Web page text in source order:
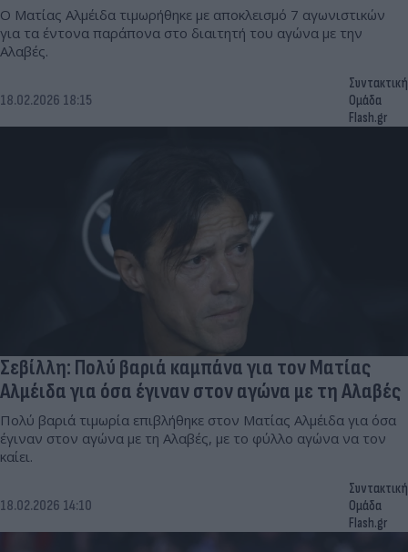
Ο Ματίας Αλμέιδα τιμωρήθηκε με αποκλεισμό 7 αγωνιστικών
για τα έντονα παράπονα στο διαιτητή του αγώνα με την
Αλαβές.
18.02.2026 18:15
Συντακτική
Ομάδα
Flash.gr
Σεβίλλη: Πολύ βαριά καμπάνα για τον Ματίας
Αλμέιδα για όσα έγιναν στον αγώνα με τη Αλαβές
Πολύ βαριά τιμωρία επιβλήθηκε στον Ματίας Αλμέιδα για όσα
έγιναν στον αγώνα με τη Αλαβές, με το φύλλο αγώνα να τον
καίει.
18.02.2026 14:10
Συντακτική
Ομάδα
Flash.gr